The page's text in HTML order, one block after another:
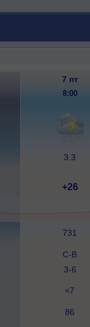
7 пт
8:00
3.3
+26
731
С-В
3-6
<7
86